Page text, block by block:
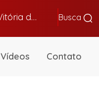
Vitória da Conq… Busca
Vídeos Contato